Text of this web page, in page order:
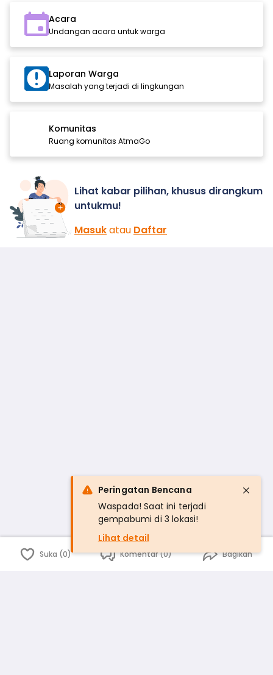
Acara
Undangan acara untuk warga
Laporan Warga
Masalah yang terjadi di lingkungan
Komunitas
Ruang komunitas AtmaGo
Lihat kabar pilihan, khusus dirangkum
untukmu!
Masukatau Daftar
Suka (0) Komentar (0) Bagikan
Peringatan Bencana
Waspada! Saat ini terjadi
gempabumi di 3 lokasi!
Lihat detail